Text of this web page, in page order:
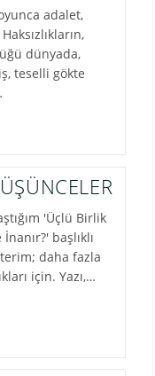
adalet,
dünyada,
teselli gökte
'Üçlü Birlik
başlıklı
daha fazla
için. Yazı,…